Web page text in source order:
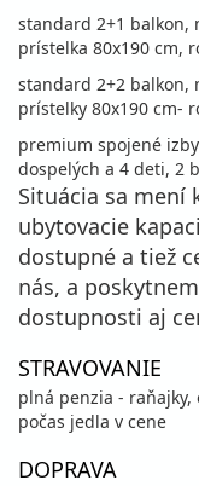
standard 2+1 balkon,
prístelka 80x190 cm,
standard 2+2 balkon,
prístelky 80x190 cm-
premium spojené
dospelých a 4 deti, 2
Situácia sa mení
ubytovacie
dostupné a tiež
nás, a
dostupnosti aj
STRAVOVANIE
plná penzia -
počas jedla v cene
DOPRAVA